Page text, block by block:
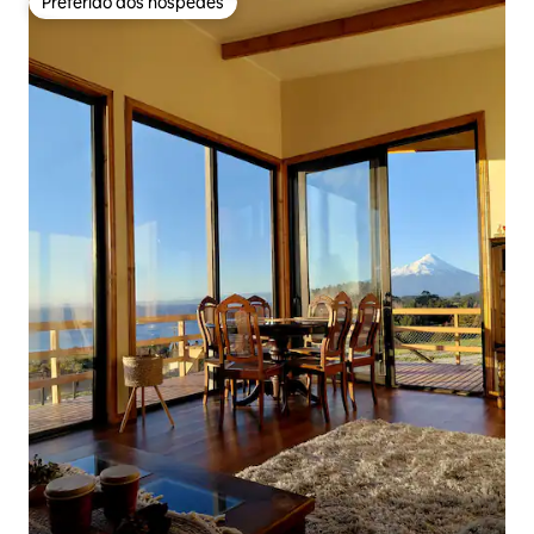
Preferido dos hóspedes